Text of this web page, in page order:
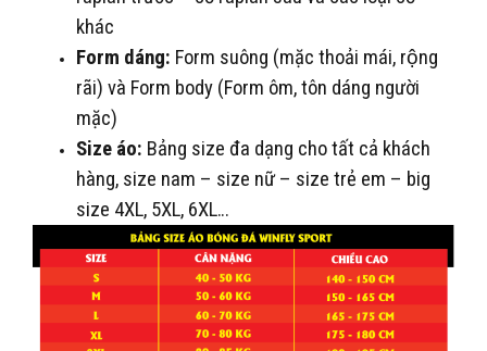
khác
Form dáng: Form suông (mặc thoải mái, rộng
rãi) và Form body (Form ôm, tôn dáng người
mặc)
Size áo: Bảng size đa dạng cho tất cả khách
hàng, size nam – size nữ – size trẻ em – big
size 4XL, 5XL, 6XL…